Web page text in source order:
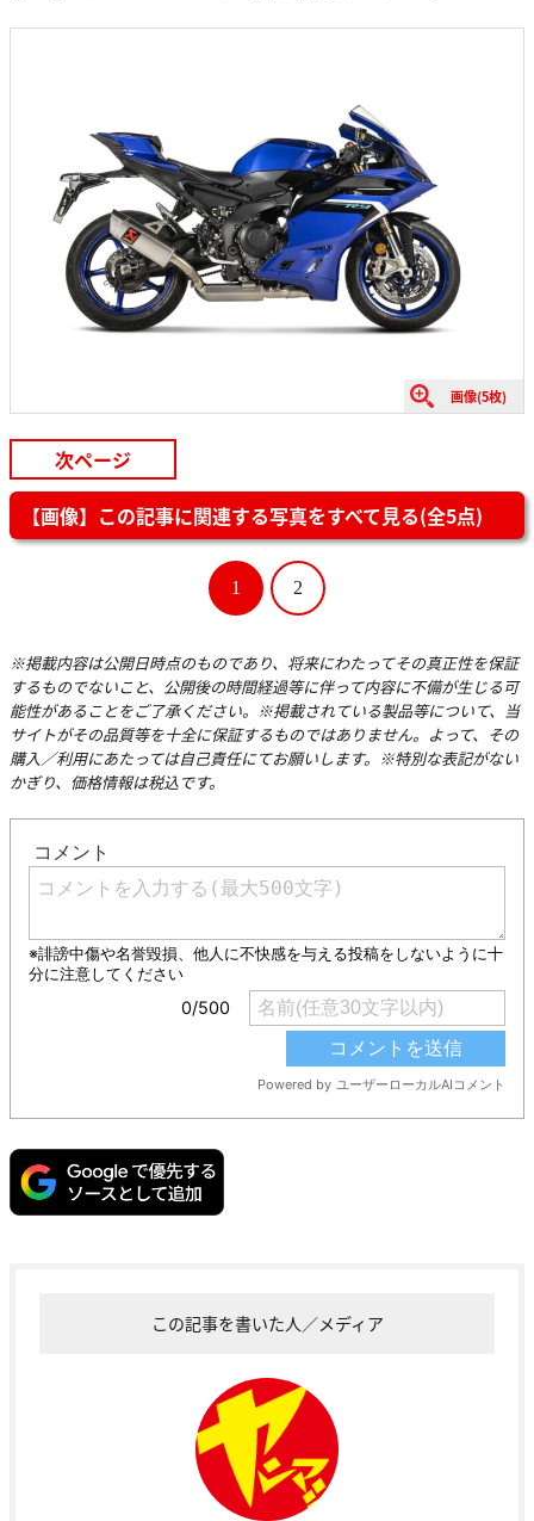
画像(5枚)
次ページ
【画像】この記事に関連する写真をすべて見る(全5点)
1 2
※掲載内容は公開日時点のものであり、将来にわたってその真正性を保証
するものでないこと、公開後の時間経過等に伴って内容に不備が生じる可
能性があることをご了承ください。※掲載されている製品等について、当
サイトがその品質等を十全に保証するものではありません。よって、その
購入／利用にあたっては自己責任にてお願いします。※特別な表記がない
かぎり、価格情報は税込です。
この記事を書いた人／メディア